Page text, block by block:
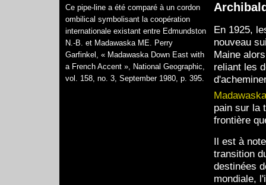
Ce pipe-line a été comparé à un cordon
ombilical symbolisant la coopération
internationale existant entre Edmundston
N.-B. et Madawaska ME. Perry
Garfinkel, « Madawaska Down East with
a French Accent », National Geographic,
vol. 158, no. 3, September 1980, p. 395.
En 1925,
nouveau
Maine
reliant les
Madawaska
pain sur la
frontière
Il est à
transition
destinées
mondiale,